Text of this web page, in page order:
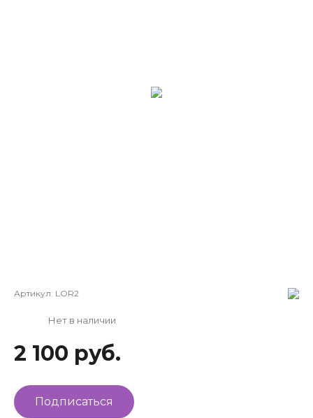
Артикул: LOR2
Нет в наличии
2 100 руб.
Подписаться